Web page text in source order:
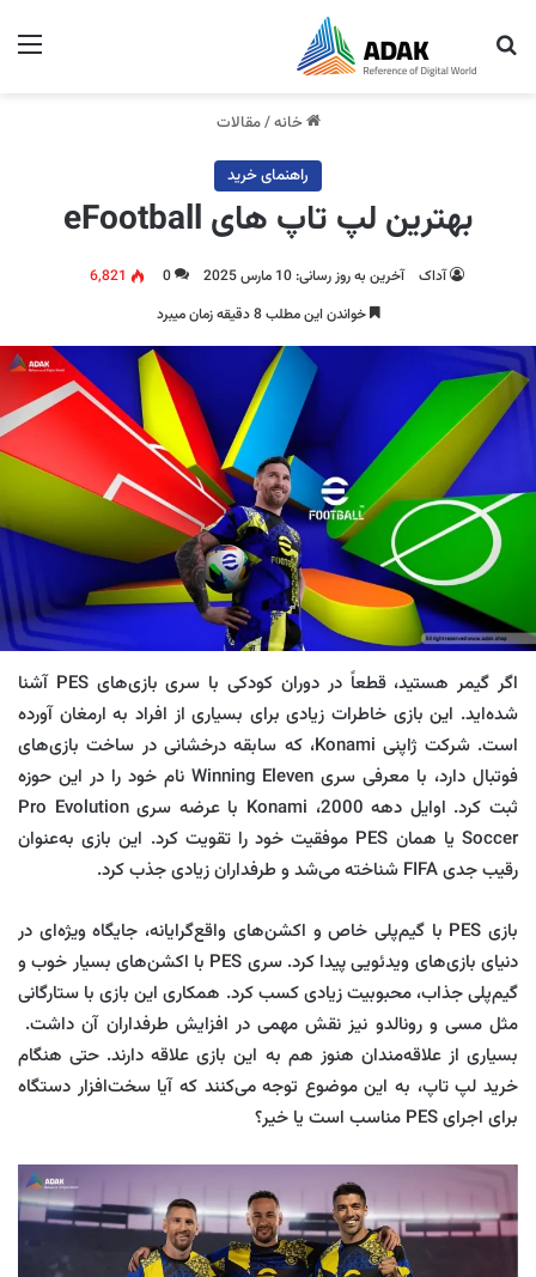
جستجو برای
خانه/مقالات
راهنمای خرید
بهترین لپ تاپ های eFootball
آداک آخرین به روز رسانی: 10 مارس 2025 0
6,821
خواندن این مطلب 8 دقیقه زمان میبرد
اگر گیمر هستید، قطعاً در دوران کودکی با سری بازی‌های PES آشنا
شده‌اید. این بازی خاطرات زیادی برای بسیاری از افراد به ارمغان آورده
است. شرکت ژاپنی Konami، که سابقه درخشانی در ساخت بازی‌های
فوتبال دارد، با معرفی سری Winning Eleven نام خود را در این حوزه
ثبت کرد. اوایل دهه 2000، Konami با عرضه سری Pro Evolution
Soccer یا همان PES موفقیت خود را تقویت کرد. این بازی به‌عنوان
رقیب جدی FIFA شناخته می‌شد و طرفداران زیادی جذب کرد.
بازی PES با گیم‌پلی خاص و اکشن‌های واقع‌گرایانه، جایگاه ویژه‌ای در
دنیای بازی‌های ویدئویی پیدا کرد. سری PES با اکشن‌های بسیار خوب و
گیم‌پلی جذاب، محبوبیت زیادی کسب کرد. همکاری این بازی با ستارگانی
مثل مسی و رونالدو نیز نقش مهمی در افزایش طرفداران آن داشت.
بسیاری از علاقه‌مندان هنوز هم به این بازی علاقه دارند. حتی هنگام
خرید لپ‌ تاپ، به این موضوع توجه می‌کنند که آیا سخت‌افزار دستگاه
برای اجرای PES مناسب است یا خیر؟